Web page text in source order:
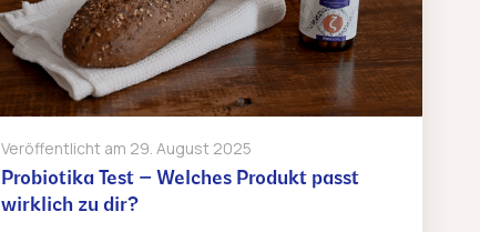
Veröffentlicht am 29. August 2025
Probiotika Test – Welches Produkt passt
wirklich zu dir?